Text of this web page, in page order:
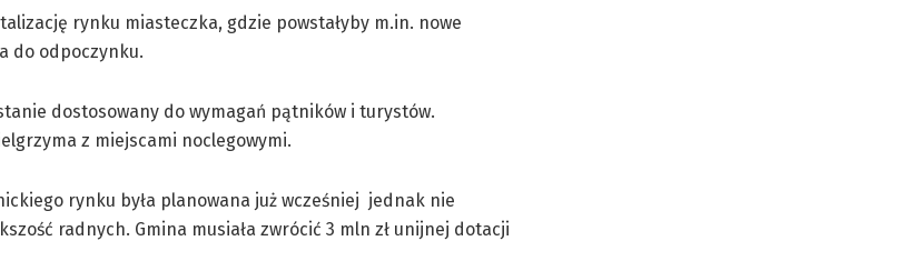
rynku miasteczka, gdzie powstałyby m.in. nowe
do odpoczynku.
dostosowany do wymagań pątników i turystów.
z miejscami noclegowymi.
rynku była planowana już wcześniej jednak nie
radnych. Gmina musiała zwrócić 3 mln zł unijnej dotacji